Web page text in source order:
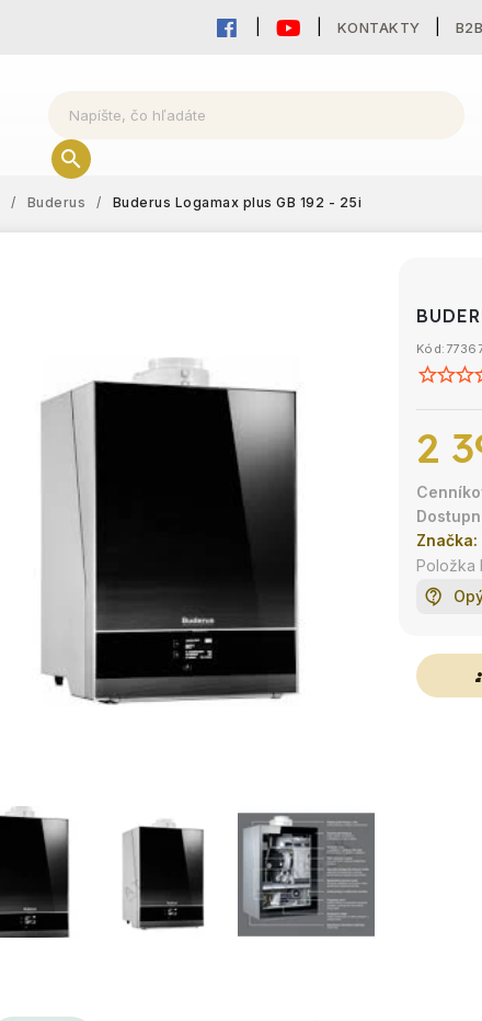
KONTAKTY B2B
/ Buderus / Buderus Logamax plus GB 192 - 25i
Kód:
Značka:
2
Položka